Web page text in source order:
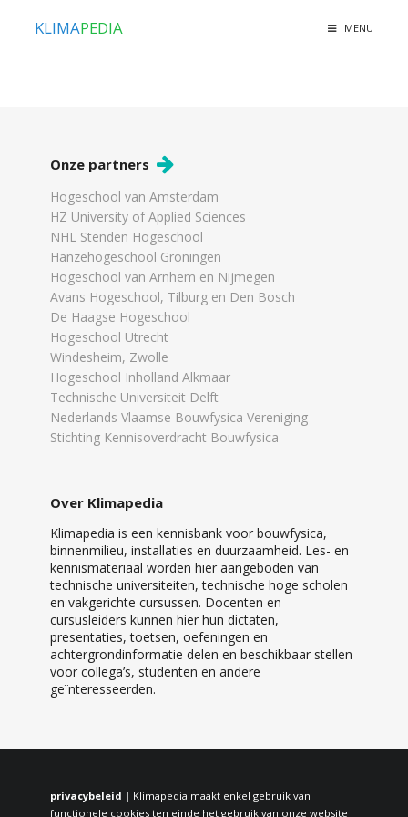
KLIMAPEDIA MENU
Onze partners
Hogeschool van Amsterdam
HZ University of Applied Sciences
NHL Stenden Hogeschool
Hanzehogeschool Groningen
Hogeschool van Arnhem en Nijmegen
Avans Hogeschool, Tilburg en Den Bosch
De Haagse Hogeschool
Hogeschool Utrecht
Windesheim, Zwolle
Hogeschool Inholland Alkmaar
Technische Universiteit Delft
Nederlands Vlaamse Bouwfysica Vereniging
Stichting Kennisoverdracht Bouwfysica
Over Klimapedia
Klimapedia is een kennisbank voor bouwfysica,
binnenmilieu, installaties en duurzaamheid. Les- en
kennismateriaal worden hier aangeboden van
technische universiteiten, technische hoge scholen
en vakgerichte cursussen. Docenten en
cursusleiders kunnen hier hun dictaten,
presentaties, toetsen, oefeningen en
achtergrondinformatie delen en beschikbaar stellen
voor collega’s, studenten en andere
geïnteresseerden.
privacybeleid | Klimapedia maakt enkel gebruik van
functionele cookies ten einde het gebruik van onze website